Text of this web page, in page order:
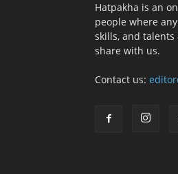
Hatpakha is an
people where
skills, and
share with us.
Contact us: